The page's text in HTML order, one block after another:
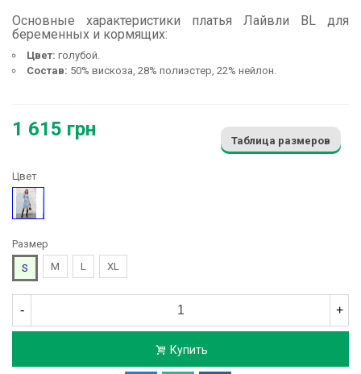
Основные характеристики платья Лайвли BL для
беременных и кормящих:
Цвет: голубой.
Состав: 50% вискоза, 28% полиэстер, 22% нейлон.
1 615 грн
Таблица размеров
Цвет
Голубой
Размер
S
M L XL
- +
Купить